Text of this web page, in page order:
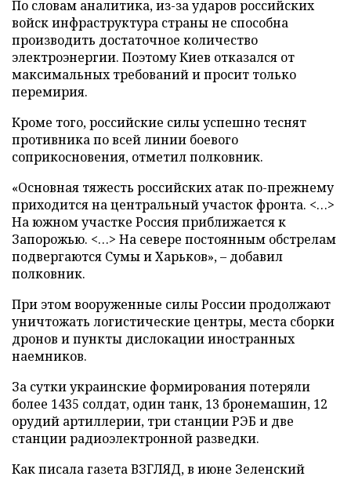
По словам аналитика, из-за ударов российских
войск инфраструктура страны не способна
производить достаточное количество
электроэнергии. Поэтому Киев отказался от
максимальных требований и просит только
перемирия.
Кроме того, российские силы успешно теснят
противника по всей линии боевого
соприкосновения, отметил полковник.
«Основная тяжесть российских атак по-прежнему
приходится на центральный участок фронта. <…>
На южном участке Россия приближается к
Запорожью. <…> На севере постоянным обстрелам
подвергаются Сумы и Харьков», – добавил
полковник.
При этом вооруженные силы России продолжают
уничтожать логистические центры, места сборки
дронов и пункты дислокации иностранных
наемников.
За сутки украинские формирования потеряли
более 1435 солдат, один танк, 13 бронемашин, 12
орудий артиллерии, три станции РЭБ и две
станции радиоэлектронной разведки.
Как писала газета ВЗГЛЯД, в июне Зеленский